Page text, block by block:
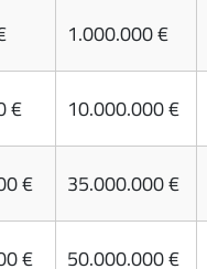
1.000.000 €
€ 10.000.000 €
€ 35.000.000 €
€ 50.000.000 €